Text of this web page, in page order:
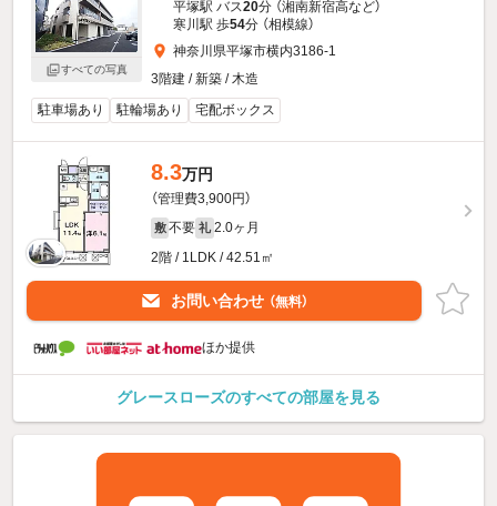
すべての写真
平塚駅 バス20分 （湘南新宿高など）
寒川駅 歩54分 （相模線）
神奈川県平塚市横内3186-1
3階建 / 新築 / 木造
駐車場あり
駐輪場あり 宅配ボックス
8.3万円
（管理費3,900円）
敷 不要 礼 2.0ヶ月
2階 / 1LDK / 42.51㎡
お問い合わせ （無料）
ほか提供
グレースローズのすべての部屋を見る